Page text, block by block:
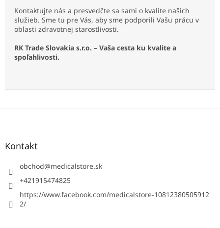
Kontaktujte nás a presvedčte sa sami o kvalite našich
služieb. Sme tu pre Vás, aby sme podporili Vašu prácu v
oblasti zdravotnej starostlivosti.
RK Trade Slovakia s.r.o. – Vaša cesta ku kvalite a
spoľahlivosti.
Z
Kontakt
obchod@medicalstore.sk
+421915474825
https://www.facebook.com/medicalstore-10812380505912
2/